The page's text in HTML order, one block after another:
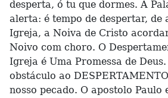
desperta, ó tu que dormes. A
alerta: é tempo de despertar, de
Igreja, a Noiva de Cristo
Noivo com choro. O
Igreja é Uma Promessa de
obstáculo ao
nosso pecado. O apostolo Paulo